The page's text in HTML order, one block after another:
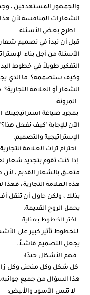
والجمهور المستهدفين ،
الشعارات المنافسة لأن
اطرح بعض الأسئلة:
قبل أن تبدأ في تصميم
الأسئلة من أجل بناء
التفكير طويلاً في خطوط
وكيف ستصممه؟ ما الذي
الشعار أو العلامة
المرونة:
بمجرد صياغة استراتيجيتك
الآن للإجابة "كيف نفعل
الإستراتيجية والتصميم.
احترام تراث العلامة التجارية:
إذا كنت تقوم بتجديد شعار
متعلق بالشعار القديم ،
هذه العلامة التجارية ،
بذلك ، ولكن حاول أن تنقل
يحمل الروح القديمة.
اختر الخطوط بعناية:
للخطوط تأثير كبير على
يجعل التصميم فاشلاً.
فهم الأشكال جيدًا:
كل شكل وكل منحنى وكل
هذا السؤال من جميع جوانبه.
لا تنس الأسود والأبيض: